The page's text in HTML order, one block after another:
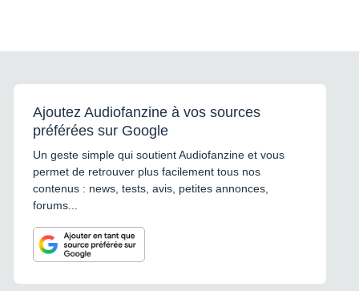
Ajoutez Audiofanzine à vos sources
préférées sur Google
Un geste simple qui soutient Audiofanzine et vous
permet de retrouver plus facilement tous nos
contenus : news, tests, avis, petites annonces,
forums...